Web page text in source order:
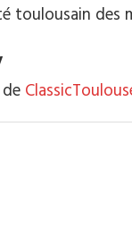
toulousain des